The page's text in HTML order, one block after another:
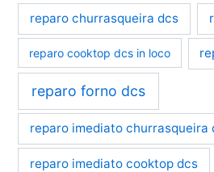
reparo churrasqueira dcs
reparo cooktop dcs in loco
reparo forno dcs
reparo imediato churrasqueira
reparo imediato cooktop dcs